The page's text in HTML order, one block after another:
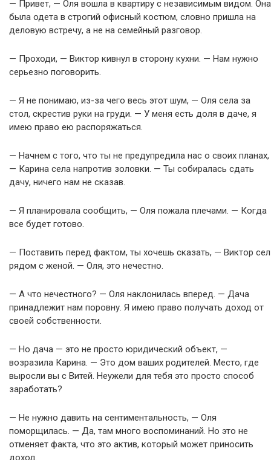
— Привет, — Оля вошла в квартиру с независимым видом. Она
была одета в строгий офисный костюм, словно пришла на
деловую встречу, а не на семейный разговор.
— Проходи, — Виктор кивнул в сторону кухни. — Нам нужно
серьезно поговорить.
— Я не понимаю, из-за чего весь этот шум, — Оля села за
стол, скрестив руки на груди. — У меня есть доля в даче, я
имею право ею распоряжаться.
— Начнем с того, что ты не предупредила нас о своих планах,
— Карина села напротив золовки. — Ты собиралась сдать
дачу, ничего нам не сказав.
— Я планировала сообщить, — Оля пожала плечами. — Когда
все будет готово.
— Поставить перед фактом, ты хочешь сказать, — Виктор сел
рядом с женой. — Оля, это нечестно.
— А что нечестного? — Оля наклонилась вперед. — Дача
принадлежит нам поровну. Я имею право получать доход от
своей собственности.
— Но дача — это не просто юридический объект, —
возразила Карина. — Это дом ваших родителей. Место, где
выросли вы с Витей. Неужели для тебя это просто способ
заработать?
— Не нужно давить на сентиментальность, — Оля
поморщилась. — Да, там много воспоминаний. Но это не
отменяет факта, что это актив, который может приносить
доход.